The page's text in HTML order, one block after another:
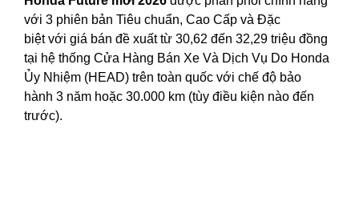
với 3 phiên bản Tiêu chuẩn, Cao Cấp và Đặc
biệt với giá bán đề xuất từ 30,62 đến 32,29 triệu đồng
tại hệ thống Cửa Hàng Bán Xe Và Dịch Vụ Do Honda
Ủy Nhiệm (HEAD) trên toàn quốc với chế độ bảo
hành 3 năm hoặc 30.000 km (tùy điều kiện nào đến
trước).